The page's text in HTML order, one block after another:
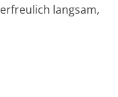
langsam,